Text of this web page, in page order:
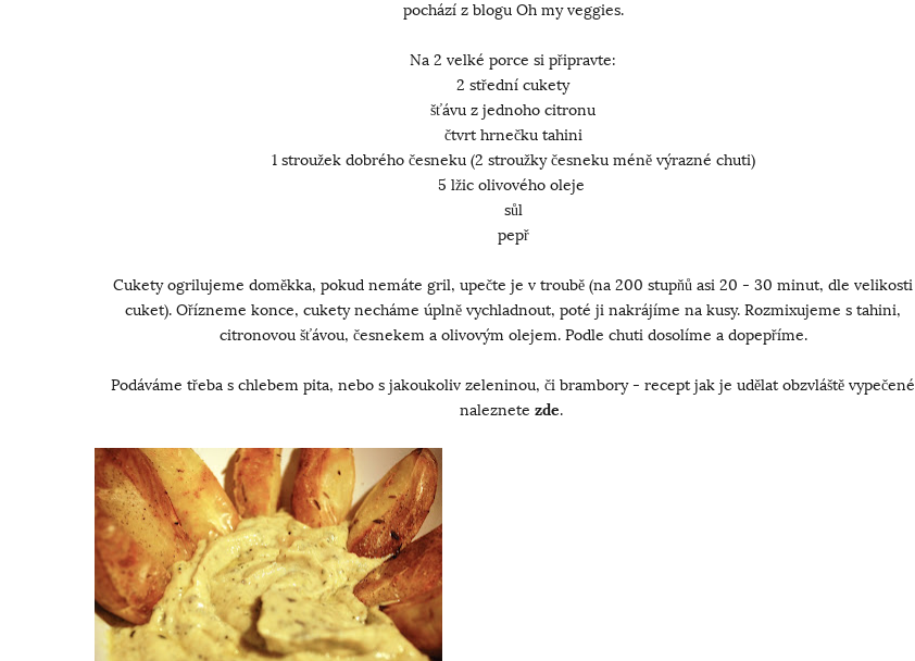
pochází z blogu Oh my veggies.
Na 2 velké porce si připravte:
2 střední cukety
šťávu z jednoho citronu
čtvrt hrnečku tahini
1 stroužek dobrého česneku (2 stroužky česneku méně výrazné chuti)
5 lžic olivového oleje
sůl
pepř
Cukety ogrilujeme doměkka, pokud nemáte gril, upečte je v troubě (na 200 stupňů asi 20 - 30 minut, dle velikosti
cuket). Ořízneme konce, cukety necháme úplně vychladnout, poté ji nakrájíme na kusy. Rozmixujeme s tahini,
citronovou šťávou, česnekem a olivovým olejem. Podle chuti dosolíme a dopepříme.
Podáváme třeba s chlebem pita, nebo s jakoukoliv zeleninou, či brambory - recept jak je udělat obzvláště vypečené
naleznete zde.